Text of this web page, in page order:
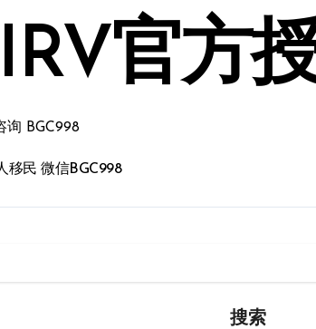
官方
询 BGC998
移民 微信BGC998
搜索